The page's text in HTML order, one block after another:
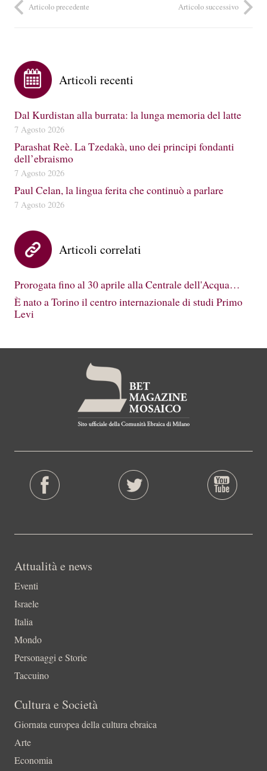
Articolo precedente Articolo successivo
Articoli recenti
Dal Kurdistan alla burrata: la lunga memoria del latte
7 Agosto 2026
Parashat Reè. La Tzedakà, uno dei principi fondanti
dell’ebraismo
7 Agosto 2026
Paul Celan, la lingua ferita che continuò a parlare
7 Agosto 2026
Articoli correlati
Prorogata fino al 30 aprile alla Centrale dell'Acqua…
È nato a Torino il centro internazionale di studi Primo
Levi
Attualità e news
Eventi
Israele
Italia
Mondo
Personaggi e Storie
Taccuino
Cultura e Società
Giornata europea della cultura ebraica
Arte
Economia